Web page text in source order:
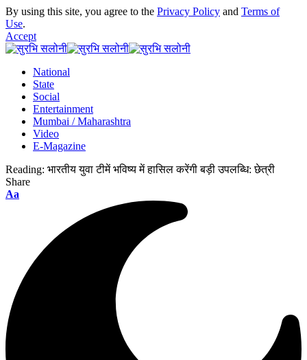
By using this site, you agree to the Privacy Policy and Terms of
Use.
Accept
National
State
Social
Entertainment
Mumbai / Maharashtra
Video
E-Magazine
Reading: भारतीय युवा टीमें भविष्य में हासिल करेंगी बड़ी उपलब्धि: छेत्री
Share
Font
Aa